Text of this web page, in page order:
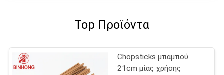
Top Προϊόντα
Chopsticks μπαμπού
21cm μίας χρήσης